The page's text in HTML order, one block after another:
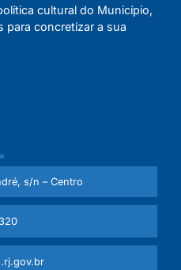
cultural do Município,
para concretizar a sua
s/n – Centro